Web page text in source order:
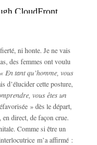
ni honte. Je ne vais
des femmes ont voulu
« En tant qu’homme, vous
d’élucider cette posture,
vous êtes un
» dès le départ,
en direct, de façon crue.
Comme si être un
m’a affirmé :